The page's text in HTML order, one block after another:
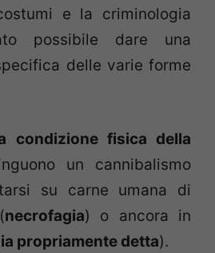
e la criminologia
possibile dare una
delle varie forme
condizione fisica della
un cannibalismo
su carne umana di
necrofagia) o ancora in
propriamente detta).